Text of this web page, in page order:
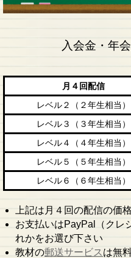
入会金・年
月４回配信
レベル２（２年生相当）
レベル３（３年生相当）
レベル４（４年生相当）
レベル５（５年生相当）
レベル６（６年生相当）
上記は月４回の配信の価
お支払いはPayPal（クレ
れかをお選び下さい
教材の郵送サービス は無